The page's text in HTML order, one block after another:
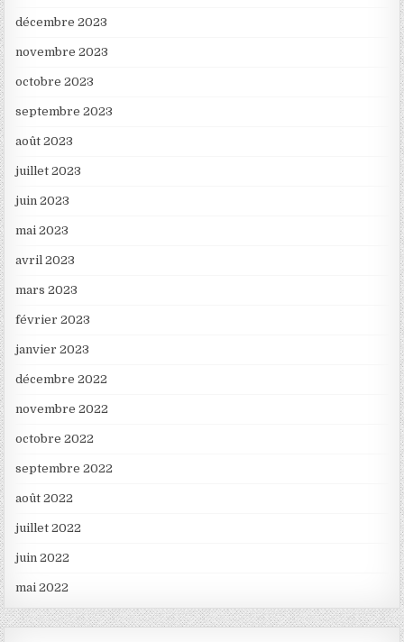
décembre 2023
novembre 2023
octobre 2023
septembre 2023
août 2023
juillet 2023
juin 2023
mai 2023
avril 2023
mars 2023
février 2023
janvier 2023
décembre 2022
novembre 2022
octobre 2022
septembre 2022
août 2022
juillet 2022
juin 2022
mai 2022